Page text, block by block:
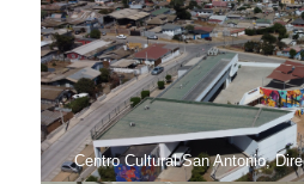
Centro Cultural San Antonio,